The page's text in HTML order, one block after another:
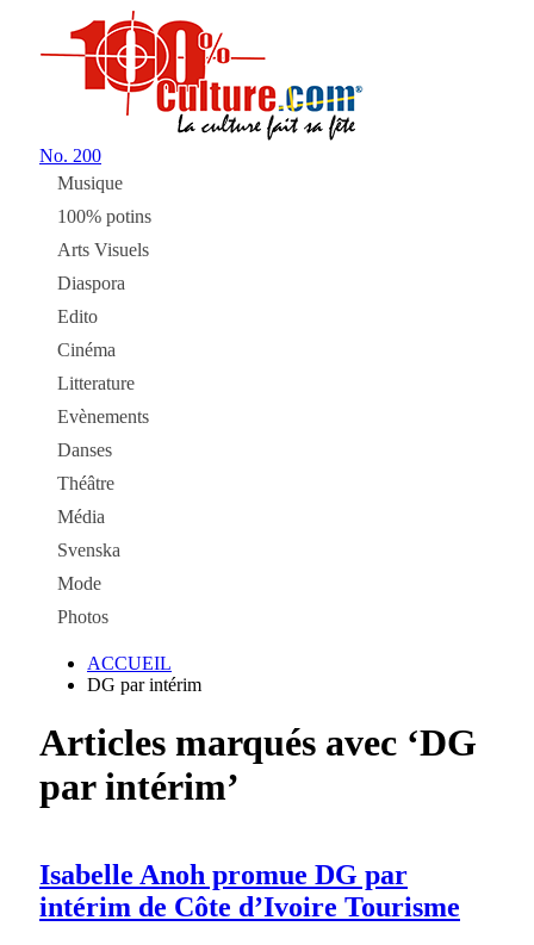
No. 200
Musique
100% potins
Arts Visuels
Diaspora
Edito
Cinéma
Litterature
Evènements
Danses
Théâtre
Média
Svenska
Mode
Photos
ACCUEIL
DG par intérim
Articles marqués avec ‘DG
par intérim’
Isabelle Anoh promue DG par
intérim de Côte d’Ivoire Tourisme